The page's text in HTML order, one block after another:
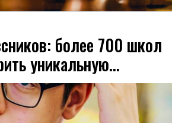
более 700 школ
уникальную